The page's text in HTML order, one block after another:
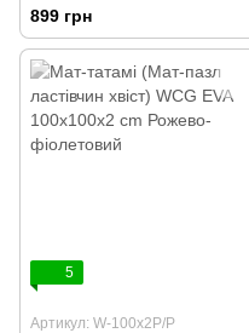
100х100х3 cm Сіро-чорний
899 грн
5
Артикул: W-100х2P/P